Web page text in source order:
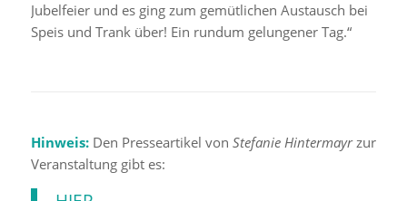
Jubelfeier und es ging zum gemütlichen Austausch bei
Speis und Trank über! Ein rundum gelungener Tag.“
Hinweis:Den Presseartikel von Stefanie Hintermayrzur
Veranstaltung gibt es: